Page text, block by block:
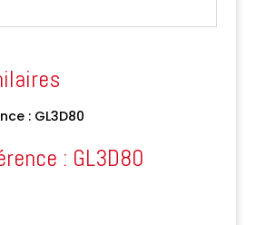
: GL3D80